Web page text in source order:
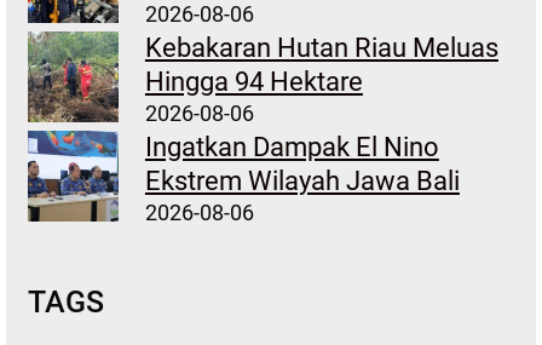
2026-08-06
Kebakaran Hutan Riau Meluas
Hingga 94 Hektare
2026-08-06
Ingatkan Dampak El Nino
Ekstrem Wilayah Jawa Bali
2026-08-06
TAGS